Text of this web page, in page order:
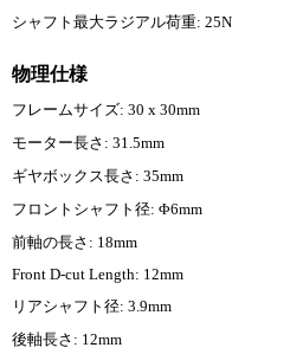
シャフト最大ラジアル荷重: 25N
物理仕様
フレームサイズ: 30 x 30mm
モーター長さ: 31.5mm
ギヤボックス長さ: 35mm
フロントシャフト径: Φ6mm
前軸の長さ: 18mm
Front D-cut Length: 12mm
リアシャフト径: 3.9mm
後軸長さ: 12mm